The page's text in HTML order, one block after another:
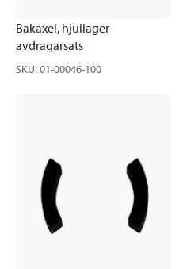
Bakaxel, hjullager
avdragarsats
SKU:01-00046-100